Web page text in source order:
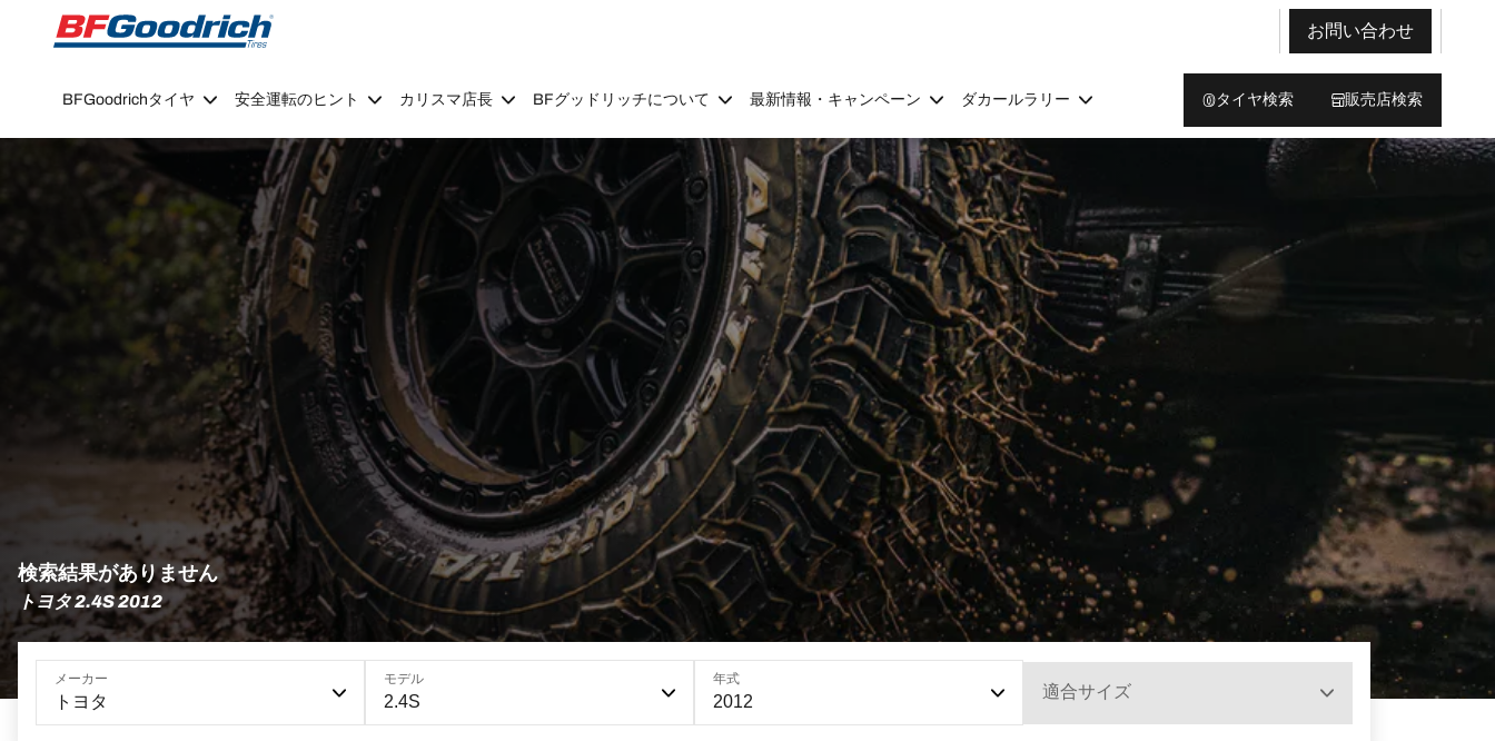
Go to page content
Go to page navigation
お問い合わせ
BFGoodrichタイヤ 安全運転のヒント カリスマ店長 BFグッドリッチについて 最新情報・キャンペーン ダカールラリー タイヤ検索 販売店検索
検索結果がありません
トヨタ 2.4S 2012
メーカー
トヨタ
モデル
2.4S
年式
2012
適合サイズ